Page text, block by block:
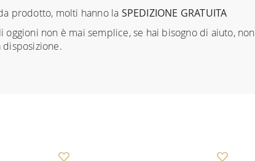
prodotto, molti hanno la SPEDIZIONE GRATUITA
non è mai semplice, se hai bisogno di aiuto, non
disposizione.